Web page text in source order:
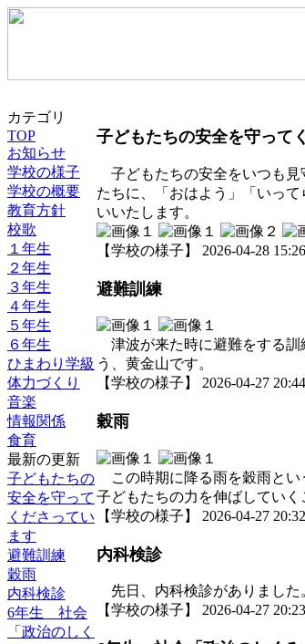
カテゴリ
TOP
お知らせ
学校の様子
学校の概要
教育方針
校歌
１年生
２年生
３年生
４年生
５年生
６年生
ひまわり学級
体力づくり
音楽
情報関係
食育
最新の更新
子どもたちの
安全を守って
くださってい
ます
避難訓練
穀雨
内科検診
6年生 社会
「政治のしく
子どもたちの安全を守って
子どもたちの安全をいつも見
たちに、「おはよう」「いっ
いいたします。
【学校の様子】 2026-04-28
避難訓練
津波が来た時に避難をする訓
う、黄金山です。
【学校の様子】 2026-04-27
穀雨
この時期に降る雨を穀雨とい
子どもたちの力を伸ばしていく
【学校の様子】 2026-04-27
内科検診
先日、内科検診がありました
【学校の様子】 2026-04-27